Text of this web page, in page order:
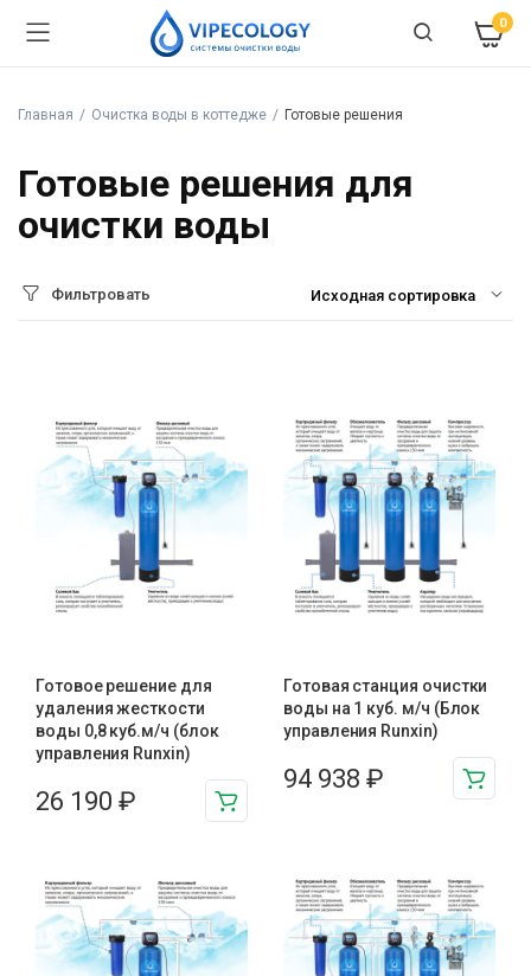
0
Главная Очистка воды в коттедже Готовые решения
Готовые решения для
очистки воды
Фильтровать
Готовое решение для
удаления жесткости
воды 0,8 куб.м/ч (блок
управления Runxin)
26 190 ₽
Готовая станция очистки
воды на 1 куб. м/ч (Блок
управления Runxin)
94 938 ₽